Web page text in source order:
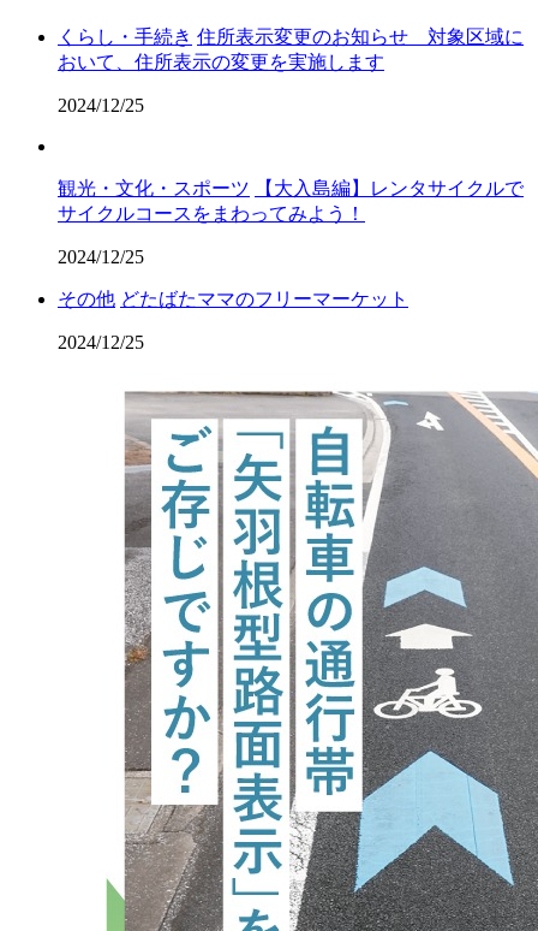
くらし・手続き 住所表示変更のお知らせ 対象区域に
おいて、住所表示の変更を実施します
2024/12/25
観光・文化・スポーツ
【大入島編】レンタサイクルで
サイクルコースをまわってみよう！
2024/12/25
その他 どたばたママのフリーマーケット
2024/12/25